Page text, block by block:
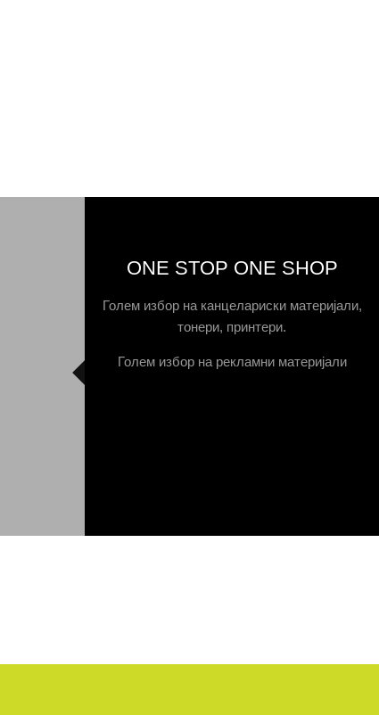
ONE STOP ONE SHOP
Голем избор на канцелариски материјали,
тонери, принтери.
Голем избор на рекламни материјали